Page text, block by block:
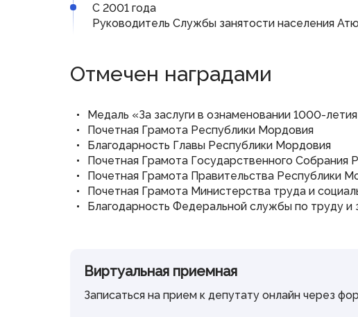
С 2001 года
Руководитель Службы занятости населения
Отмечен наградами
Медаль «За заслуги в ознаменовании 1000-
Почетная Грамота Республики Мордовия
Благодарность Главы Республики Мордовия
Почетная Грамота Государственного Собрания
Почетная Грамота Правительства Республики
Почетная Грамота Министерства труда и
Благодарность Федеральной службы по труду и
Виртуальная приемная
Записаться на прием к депутату онлайн через